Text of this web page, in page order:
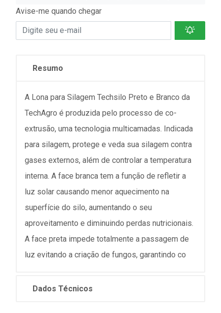
Avise-me quando chegar
Resumo
A Lona para Silagem Techsilo Preto e Branco da
TechAgro é produzida pelo processo de co-
extrusão, uma tecnologia multicamadas. Indicada
para silagem, protege e veda sua silagem contra
gases externos, além de controlar a temperatura
interna. A face branca tem a função de refletir a
luz solar causando menor aquecimento na
superfície do silo, aumentando o seu
aproveitamento e diminuindo perdas nutricionais.
A face preta impede totalmente a passagem de
luz evitando a criação de fungos, garantindo co
Dados Técnicos